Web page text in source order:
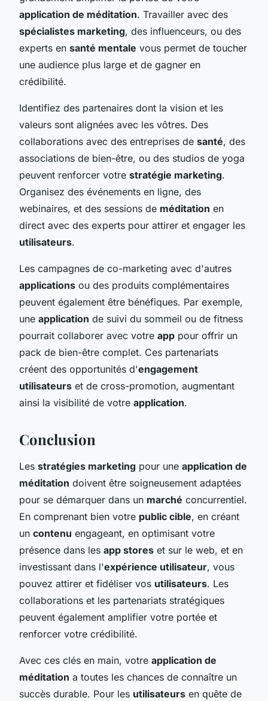
application de méditation. Travailler avec des
spécialistes marketing, des influenceurs, ou des
experts en santé mentale vous permet de toucher
une audience plus large et de gagner en
crédibilité.
Identifiez des partenaires dont la vision et les
valeurs sont alignées avec les vôtres. Des
collaborations avec des entreprises de santé, des
associations de bien-être, ou des studios de yoga
peuvent renforcer votre stratégie marketing.
Organisez des événements en ligne, des
webinaires, et des sessions de méditation en
direct avec des experts pour attirer et engager les
utilisateurs.
Les campagnes de co-marketing avec d'autres
applications ou des produits complémentaires
peuvent également être bénéfiques. Par exemple,
une application de suivi du sommeil ou de fitness
pourrait collaborer avec votre app pour offrir un
pack de bien-être complet. Ces partenariats
créent des opportunités d'engagement
utilisateurs et de cross-promotion, augmentant
ainsi la visibilité de votre application.
Conclusion
Les stratégies marketing pour une application de
méditation doivent être soigneusement adaptées
pour se démarquer dans un marché concurrentiel.
En comprenant bien votre public cible, en créant
un contenu engageant, en optimisant votre
présence dans les app stores et sur le web, et en
investissant dans l'expérience utilisateur, vous
pouvez attirer et fidéliser vos utilisateurs. Les
collaborations et les partenariats stratégiques
peuvent également amplifier votre portée et
renforcer votre crédibilité.
Avec ces clés en main, votre application de
méditation a toutes les chances de connaître un
succès durable. Pour les utilisateurs en quête de